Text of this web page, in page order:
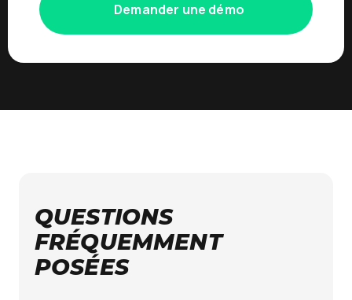
Demander une démo
QUESTIONS
FRÉQUEMMENT
POSÉES